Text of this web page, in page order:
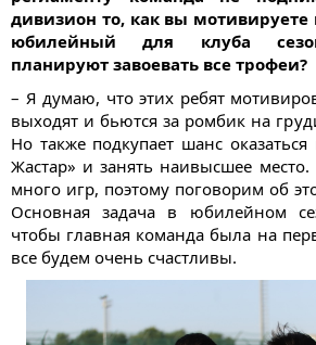
дивизион то, как вы мотивируете
юбилейный для клуба
планируют завоевать все трофеи?
– Я думаю, что этих ребят
выходят и бьются за ромбик на
Но также подкупает шанс
Жастар» и занять наивысшее
много игр, поэтому поговорим об
Основная задача в юбилейном
чтобы главная команда была на
все будем очень счастливы.